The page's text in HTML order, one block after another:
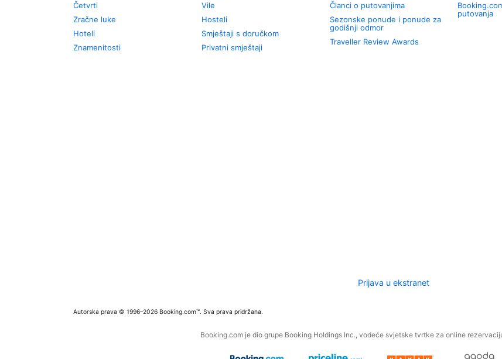
Četvrti
Zračne luke
Hoteli
Znamenitosti
Vile
Hosteli
Smještaji s doručkom
Privatni smještaji
Članci o putovanjima
Sezonske ponude i ponude za
godišnji odmor
Traveller Review Awards
putovanja
Prijava u ekstranet
Autorska prava © 1996–2026 Booking.com™. Sva prava pridržana.
Booking.com je dio grupe Booking Holdings Inc., vodeće svjetske tvrtke za online